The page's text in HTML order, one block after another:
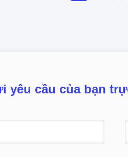
yêu cầu của bạn